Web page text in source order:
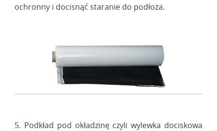
ochronny i docisnąć staranie do podłoża.
5. Podkład pod okładzinę czyli wylewka dociskowa